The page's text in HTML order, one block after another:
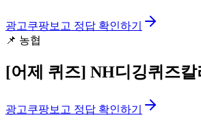
광고쿠팡보고 정답 확인하기
📌 농협
[어제 퀴즈] NH디깅퀴즈칼
광고쿠팡보고 정답 확인하기